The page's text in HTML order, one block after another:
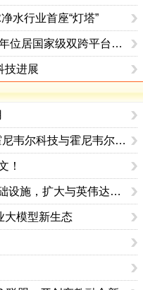
水行业首座“灯塔”
蝉联最高A级评价，卡奥斯连续七年位居国家级双跨平台首位
技进展
霍尼韦尔发布分拆后全新品牌：霍尼韦尔科技与霍尼韦尔航空航天
！
ABB通过集成DSX Blueprint AI基础设施，扩大与英伟达的合作
大模型新生态